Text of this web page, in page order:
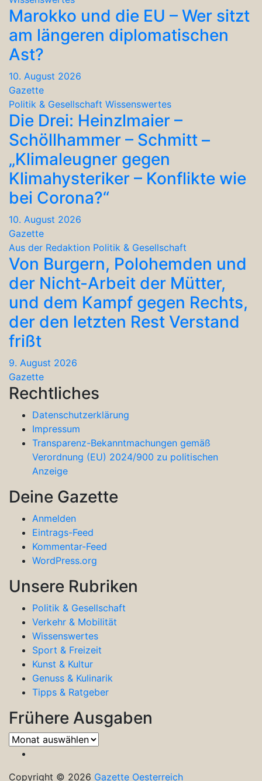
Marokko und die EU – Wer sitzt
am längeren diplomatischen
Ast?
10. August 2026
Gazette
Politik & Gesellschaft Wissenswertes
Die Drei: Heinzlmaier –
Schöllhammer – Schmitt –
„Klimaleugner gegen
Klimahysteriker – Konflikte wie
bei Corona?“
10. August 2026
Gazette
Aus der Redaktion Politik & Gesellschaft
Von Burgern, Polohemden und
der Nicht-Arbeit der Mütter,
und dem Kampf gegen Rechts,
der den letzten Rest Verstand
frißt
9. August 2026
Gazette
Rechtliches
Datenschutzerklärung
Impressum
Transparenz-Bekanntmachungen gemäß
Verordnung (EU) 2024/900 zu politischen
Anzeige
Deine Gazette
Anmelden
Eintrags-Feed
Kommentar-Feed
WordPress.org
Unsere Rubriken
Politik & Gesellschaft
Verkehr & Mobilität
Wissenswertes
Sport & Freizeit
Kunst & Kultur
Genuss & Kulinarik
Tipps & Ratgeber
Frühere Ausgaben
Frühere
Ausgaben
Copyright © 2026 Gazette Oesterreich